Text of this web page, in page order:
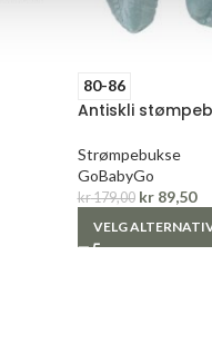
80-86
Antiskli
Strømpebukse
GoBabyGo
kr179,00 kr89,50
VELG